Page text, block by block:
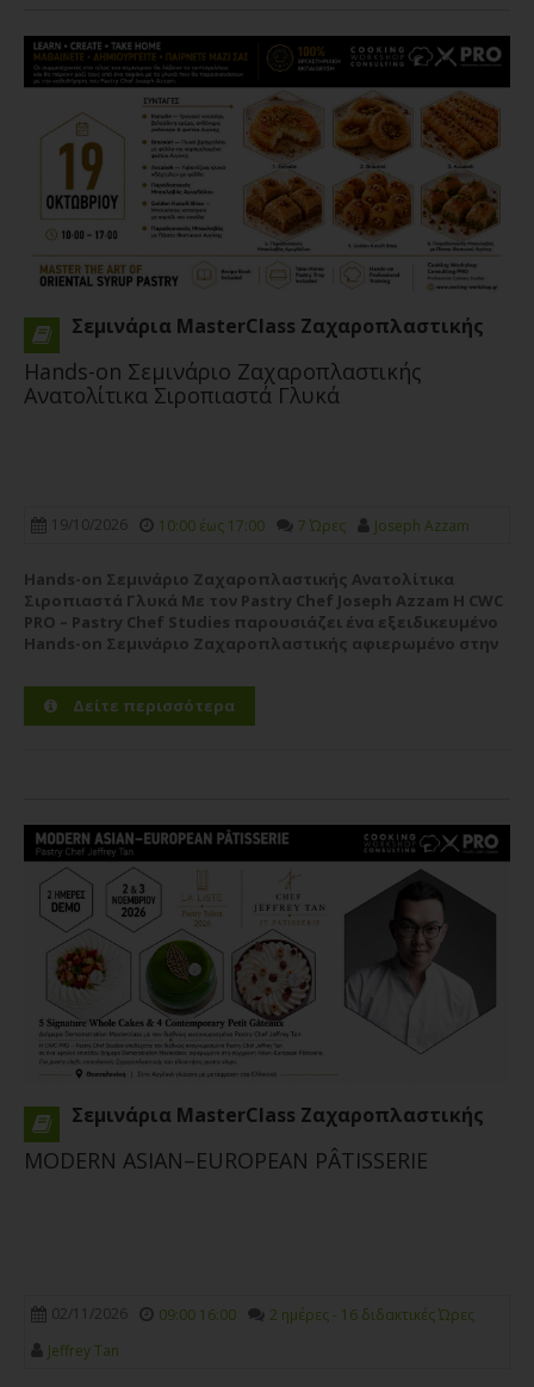
Σεμινάρια MasterClass Ζαχαροπλαστικής
Hands-on Σεμινάριο Ζαχαροπλαστικής
Ανατολίτικα Σιροπιαστά Γλυκά
19/10/2026 10:00 έως 17:00 7 Ώρες Joseph Azzam
Hands-on Σεμινάριο Ζαχαροπλαστικής Ανατολίτικα
Σιροπιαστά Γλυκά Με τον Pastry Chef Joseph Azzam Η CWC
PRO – Pastry Chef Studies παρουσιάζει ένα εξειδικευμένο
Hands-on Σεμινάριο Ζαχαροπλαστικής αφιερωμένο στην
με εισηγητή τον έμπειρο Pastry Chef Joseph...
Δείτε περισσότερα
Σεμινάρια MasterClass Ζαχαροπλαστικής
MODERN ASIAN–EUROPEAN PÂTISSERIE
02/11/2026 09:00 16:00
2 ημέρες - 16 διδακτικές Ώρες
Jeffrey Tan